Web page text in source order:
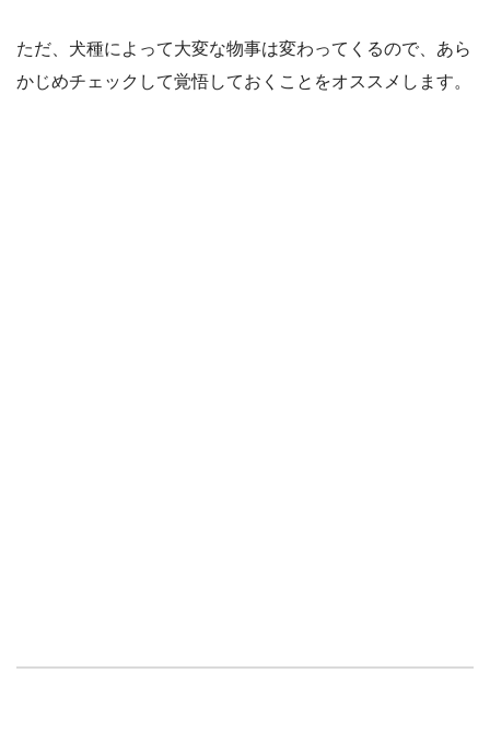
ただ、犬種によって大変な物事は変わってくるので、あら
かじめチェックして覚悟しておくことをオススメします。